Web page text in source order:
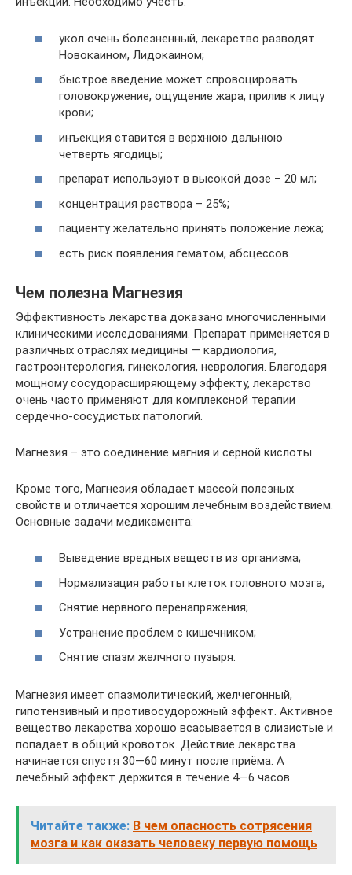
укол очень болезненный, лекарство разводят
Новокаином, Лидокаином;
быстрое введение может спровоцировать
головокружение, ощущение жара, прилив к лицу
крови;
инъекция ставится в верхнюю дальнюю
четверть ягодицы;
препарат используют в высокой дозе – 20 мл;
концентрация раствора – 25%;
пациенту желательно принять положение лежа;
есть риск появления гематом, абсцессов.
Чем полезна Магнезия
Эффективность лекарства доказано многочисленными
клиническими исследованиями. Препарат применяется в
различных отраслях медицины — кардиология,
гастроэнтерология, гинекология, неврология. Благодаря
мощному сосудорасширяющему эффекту, лекарство
очень часто применяют для комплексной терапии
сердечно-сосудистых патологий.
Магнезия – это соединение магния и серной кислоты
Кроме того, Магнезия обладает массой полезных
свойств и отличается хорошим лечебным воздействием.
Основные задачи медикамента:
Выведение вредных веществ из организма;
Нормализация работы клеток головного мозга;
Снятие нервного перенапряжения;
Устранение проблем с кишечником;
Снятие спазм желчного пузыря.
Магнезия имеет спазмолитический, желчегонный,
гипотензивный и противосудорожный эффект. Активное
вещество лекарства хорошо всасывается в слизистые и
попадает в общий кровоток. Действие лекарства
начинается спустя 30—60 минут после приёма. А
лечебный эффект держится в течение 4—6 часов.
Читайте также: В чем опасность сотрясения
мозга и как оказать человеку первую помощь